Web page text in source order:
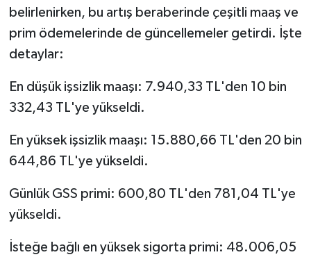
belirlenirken, bu artış beraberinde çeşitli maaş ve
prim ödemelerinde de güncellemeler getirdi. İşte
detaylar:
En düşük işsizlik maaşı: 7.940,33 TL'den 10 bin
332,43 TL'ye yükseldi.
En yüksek işsizlik maaşı: 15.880,66 TL'den 20 bin
644,86 TL'ye yükseldi.
Günlük GSS primi: 600,80 TL'den 781,04 TL'ye
yükseldi.
İsteğe bağlı en yüksek sigorta primi: 48.006,05